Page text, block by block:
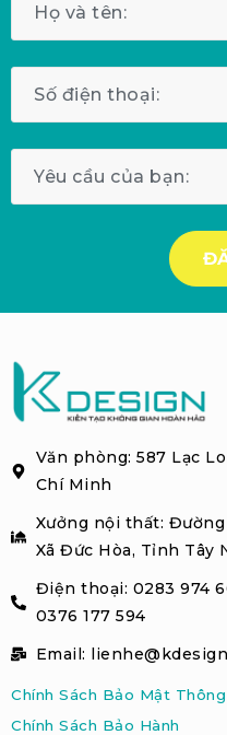
Văn phòng: 587 Lạc
Chí Minh
Xưởng nội thất: Đường
Xã Đức Hòa, Tỉnh Tây
Điện thoại: 0283 974
0376 177 594
Email:
Chính Sách Bảo Mật
Chính Sách Bảo Hành